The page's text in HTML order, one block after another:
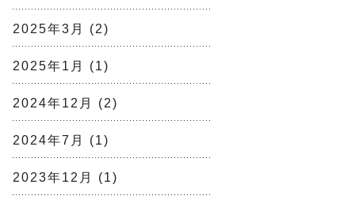
2025年3月 (2)
2025年1月 (1)
2024年12月 (2)
2024年7月 (1)
2023年12月 (1)